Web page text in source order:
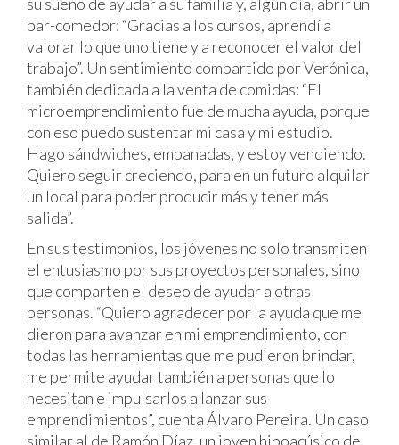
su sueño de ayudar a su familia y, algún día, abrir un
bar-comedor: “Gracias a los cursos, aprendí a
valorar lo que uno tiene y a reconocer el valor del
trabajo”. Un sentimiento compartido por Verónica,
también dedicada a la venta de comidas: “El
microemprendimiento fue de mucha ayuda, porque
con eso puedo sustentar mi casa y mi estudio.
Hago sándwiches, empanadas, y estoy vendiendo.
Quiero seguir creciendo, para en un futuro alquilar
un local para poder producir más y tener más
salida”.
En sus testimonios, los jóvenes no solo transmiten
el entusiasmo por sus proyectos personales, sino
que comparten el deseo de ayudar a otras
personas. “Quiero agradecer por la ayuda que me
dieron para avanzar en mi emprendimiento, con
todas las herramientas que me pudieron brindar,
me permite ayudar también a personas que lo
necesitan e impulsarlos a lanzar sus
emprendimientos”, cuenta Álvaro Pereira. Un caso
similar al de Ramón Díaz, un joven hipoacúsico de